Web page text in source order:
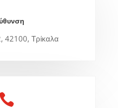
42100, Τρίκαλα